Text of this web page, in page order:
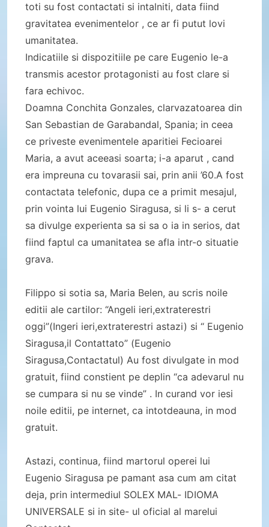
toti su fost contactati si intalniti, data fiind
gravitatea evenimentelor , ce ar fi putut lovi
umanitatea.
Indicatiile si dispozitiile pe care Eugenio le-a
transmis acestor protagonisti au fost clare si
fara echivoc.
Doamna Conchita Gonzales, clarvazatoarea din
San Sebastian de Garabandal, Spania; in ceea
ce priveste evenimentele aparitiei Fecioarei
Maria, a avut aceeasi soarta; i-a aparut , cand
era impreuna cu tovarasii sai, prin anii ’60.A fost
contactata telefonic, dupa ce a primit mesajul,
prin vointa lui Eugenio Siragusa, si li s- a cerut
sa divulge experienta sa si sa o ia in serios, dat
fiind faptul ca umanitatea se afla intr-o situatie
grava.
Filippo si sotia sa, Maria Belen, au scris noile
editii ale cartilor: “Angeli ieri,extraterestri
oggi”(Ingeri ieri,extraterestri astazi) si “ Eugenio
Siragusa,il Contattato” (Eugenio
Siragusa,Contactatul) Au fost divulgate in mod
gratuit, fiind constient pe deplin “ca adevarul nu
se cumpara si nu se vinde” . In curand vor iesi
noile editii, pe internet, ca intotdeauna, in mod
gratuit.
Astazi, continua, fiind martorul operei lui
Eugenio Siragusa pe pamant asa cum am citat
deja, prin intermediul SOLEX MAL- IDIOMA
UNIVERSALE si in site- ul oficial al marelui